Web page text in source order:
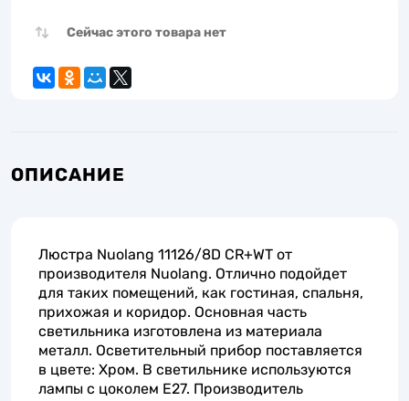
Сейчас этого товара нет
ОПИСАНИЕ
Люстра Nuolang 11126/8D CR+WT от
производителя Nuolang. Отлично подойдет
для таких помещений, как гостиная, спальня,
прихожая и коридор. Основная часть
светильника изготовлена из материала
металл. Осветительный прибор поставляется
в цвете: Хром. В светильнике используются
лампы с цоколем E27. Производитель